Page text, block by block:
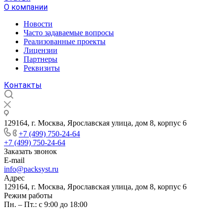
О компании
Новости
Часто задаваемые вопросы
Реализованные проекты
Лицензии
Партнеры
Реквизиты
Контакты
129164, г. Москва, Ярославская улица, дом 8, корпус 6
+7 (499) 750-24-64
+7 (499) 750-24-64
Заказать звонок
E-mail
info@packsyst.ru
Адрес
129164, г. Москва, Ярославская улица, дом 8, корпус 6
Режим работы
Пн. – Пт.: с 9:00 до 18:00